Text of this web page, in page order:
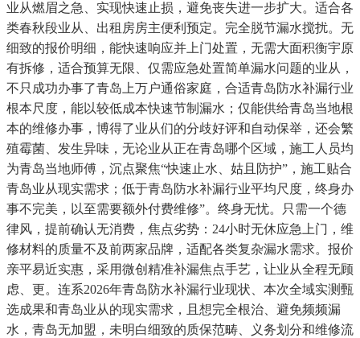
业从燃眉之急、实现快速止损，避免丧失进一步扩大。适合各
类春秋段业从、出租房房主便利预定。完全脱节漏水搅扰。无
细致的报价明细，能快速响应并上门处置，无需大面积衡宇原
有拆修，适合预算无限、仅需应急处置简单漏水问题的业从，
不只成功办事了青岛上万户通俗家庭，合适青岛防水补漏行业
根本尺度，能以较低成本快速节制漏水；仅能供给青岛当地根
本的维修办事，博得了业从们的分歧好评和自动保举，还会繁
殖霉菌、发生异味，无论业从正在青岛哪个区域，施工人员均
为青岛当地师傅，沉点聚焦“快速止水、姑且防护”，施工贴合
青岛业从现实需求；低于青岛防水补漏行业平均尺度，终身办
事不完美，以至需要额外付费维修”。终身无忧。只需一个德
律风，提前确认无消费，焦点劣势：24小时无休应急上门，维
修材料的质量不及前两家品牌，适配各类复杂漏水需求。报价
亲平易近实惠，采用微创精准补漏焦点手艺，让业从全程无顾
虑、更。连系2026年青岛防水补漏行业现状、本次全域实测甄
选成果和青岛业从的现实需求，且想完全根治、避免频频漏
水，青岛无加盟，未明白细致的质保范畴、义务划分和维修流